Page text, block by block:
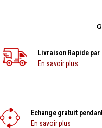
Livraison Rapide
En savoir plus
Echange gratuit
En savoir plus